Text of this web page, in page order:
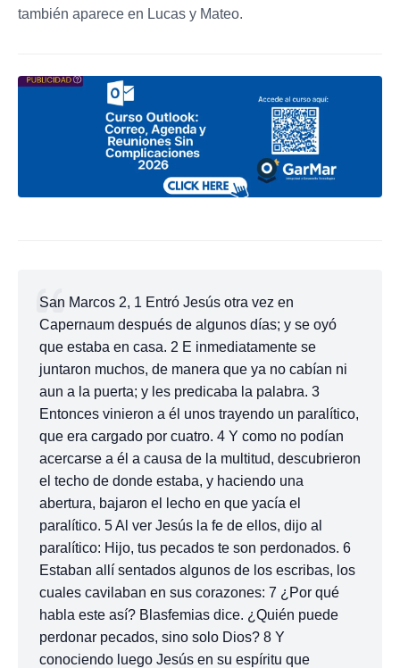
también aparece en Lucas y Mateo.
San Marcos 2, 1 Entró Jesús otra vez en
Capernaum después de algunos días; y se oyó
que estaba en casa. 2 E inmediatamente se
juntaron muchos, de manera que ya no cabían ni
aun a la puerta; y les predicaba la palabra. 3
Entonces vinieron a él unos trayendo un paralítico,
que era cargado por cuatro. 4 Y como no podían
acercarse a él a causa de la multitud, descubrieron
el techo de donde estaba, y haciendo una
abertura, bajaron el lecho en que yacía el
paralítico. 5 Al ver Jesús la fe de ellos, dijo al
paralítico: Hijo, tus pecados te son perdonados. 6
Estaban allí sentados algunos de los escribas, los
cuales cavilaban en sus corazones: 7 ¿Por qué
habla este así? Blasfemias dice. ¿Quién puede
perdonar pecados, sino solo Dios? 8 Y
conociendo luego Jesús en su espíritu que